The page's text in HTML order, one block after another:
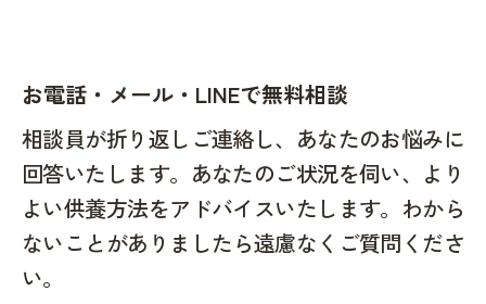
お電話・メール・LINEで無料相談
相談員が折り返しご連絡し、あなたのお悩みに
回答いたします。あなたのご状況を伺い、より
よい供養方法をアドバイスいたします。わから
ないことがありましたら遠慮なくご質問くださ
い。